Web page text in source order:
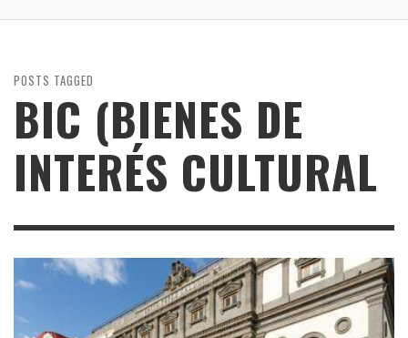
POSTS TAGGED
BIC (BIENES DE
INTERÉS CULTURAL